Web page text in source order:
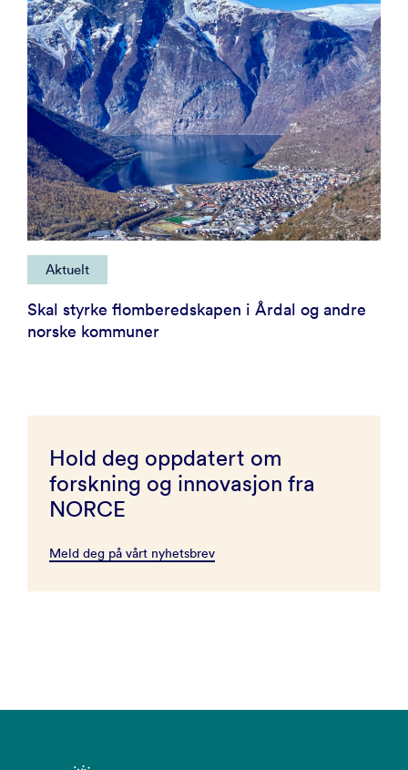
Aktuelt
Skal styrke flomberedskapen i Årdal og andre
norske kommuner
Hold deg oppdatert om
forskning og innovasjon fra
NORCE
Meld deg på vårt nyhetsbrev